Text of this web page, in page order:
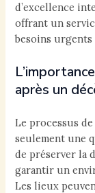
d’excellence
offrant un
besoins urgents
après un
Le processus
seulement une
de préserver la
garantir un
Les lieux